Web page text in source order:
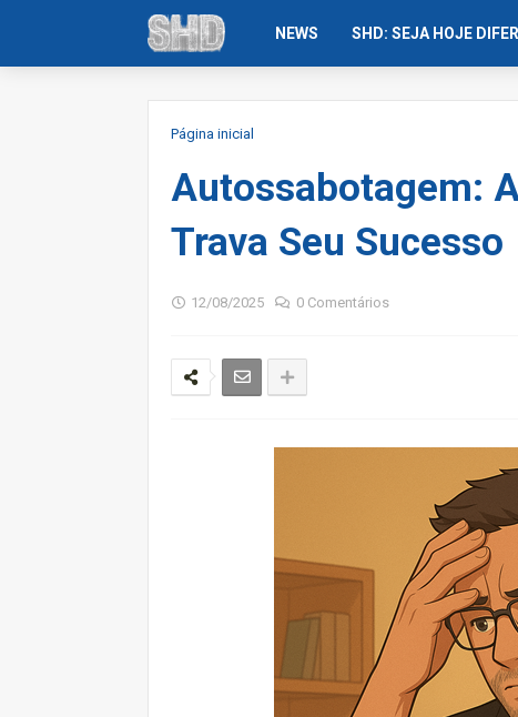
NEWS SHD: SEJA HOJE
Página inicial
Autossabotagem:
Trava Seu Sucesso
12/08/2025 0 Comentários